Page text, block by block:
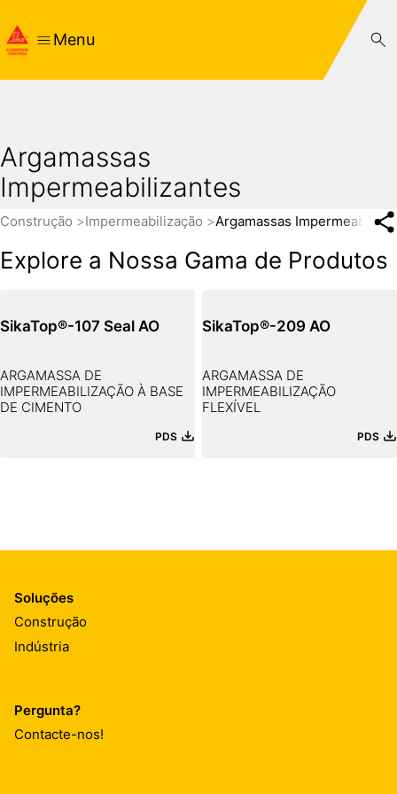
Menu
Argamassas
Impermeabilizantes
Construção Impermeabilização Argamassas
Explore a Nossa Gama de Produtos
SikaTop®-107 Seal AO
ARGAMASSA DE
IMPERMEABILIZAÇÃO À BASE
DE CIMENTO
PDS
SikaTop®-209 AO
ARGAMASSA DE
IMPERMEABILIZAÇÃO
FLEXÍVEL
PDS
Soluções
Construção
Indústria
Pergunta?
Contacte-nos!